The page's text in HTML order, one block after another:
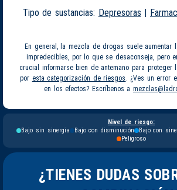
Tipo de sustancias: Depresoras |
En general, la mezcla de drogas suele aumentar
impredecibles, por lo que se desaconseja, pero
crucial informarse bien de antemano para proteger
por esta categorización de riesgos . ¿Ves un error
en los efectos? Escríbenos a
Nivel de riesgo:
Bajo sin sinergia
Bajo con disminución Bajo con
Peligroso
¿TIENES DUDAS